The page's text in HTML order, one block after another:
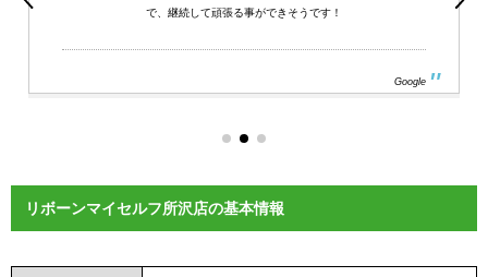
で、継続して頑張る事ができそうです！
Google
リボーンマイセルフ所沢店の基本情報